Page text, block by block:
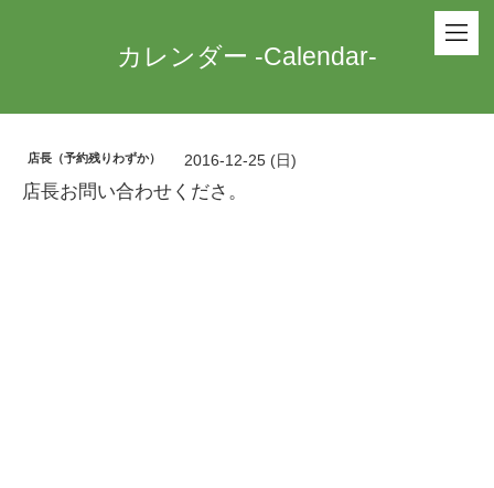
カレンダー -Calendar-
店長（予約残りわずか） 2016-12-25 (日)
店長お問い合わせくださ。